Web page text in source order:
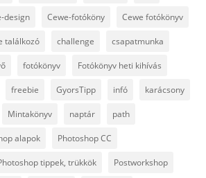
design Cewe-fotóköny Cewe fotókönyv
találkozó challenge csapatmunka
fotókönyv Fotókönyv heti kihívás
freebie GyorsTipp infó karácsony
Mintakönyv naptár path
alapok Photoshop CC
tippek, trükkök Postworkshop